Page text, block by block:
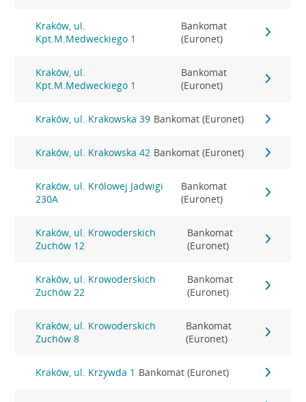
Kraków, ul.
Kpt.M.Medweckiego 1
Bankomat
(Euronet)
Kraków, ul.
Kpt.M.Medweckiego 1
Bankomat
(Euronet)
Kraków, ul. Krakowska 39 Bankomat (Euronet)
Kraków, ul. Krakowska 42 Bankomat (Euronet)
Kraków, ul. Królowej Jadwigi
230A
Bankomat
(Euronet)
Kraków, ul. Krowoderskich
Zuchów 12
Bankomat
(Euronet)
Kraków, ul. Krowoderskich
Zuchów 22
Bankomat
(Euronet)
Kraków, ul. Krowoderskich
Zuchów 8
Bankomat
(Euronet)
Kraków, ul. Krzywda 1 Bankomat (Euronet)